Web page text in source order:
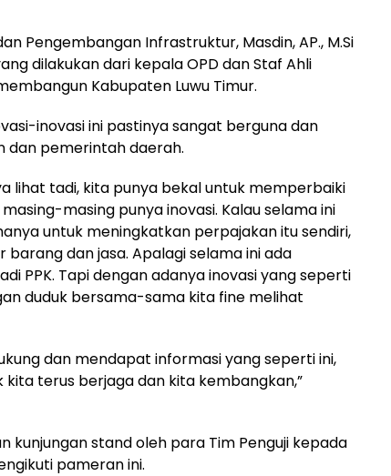
Pengembangan Infrastruktur, Masdin, AP., M.Si
dilakukan dari kepala OPD dan Staf Ahli
Kabupaten Luwu Timur.
inovasi ini pastinya sangat berguna dan
dan pemerintah daerah.
lihat tadi, kita punya bekal untuk memperbaiki
masing punya inovasi. Kalau selama ini
untuk meningkatkan perpajakan itu sendiri,
dan jasa. Apalagi selama ini ada
PPK. Tapi dengan adanya inovasi yang seperti
duduk bersama-sama kita fine melihat
dan mendapat informasi yang seperti ini,
terus berjaga dan kita kembangkan,”
kunjungan stand oleh para Tim Penguji kepada
pameran ini.